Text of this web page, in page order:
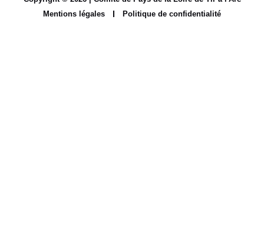
Mentions légales
Politique de confidentialité